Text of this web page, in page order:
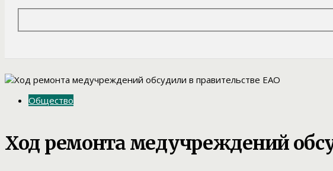
Общество
Ход ремонта медучреждений